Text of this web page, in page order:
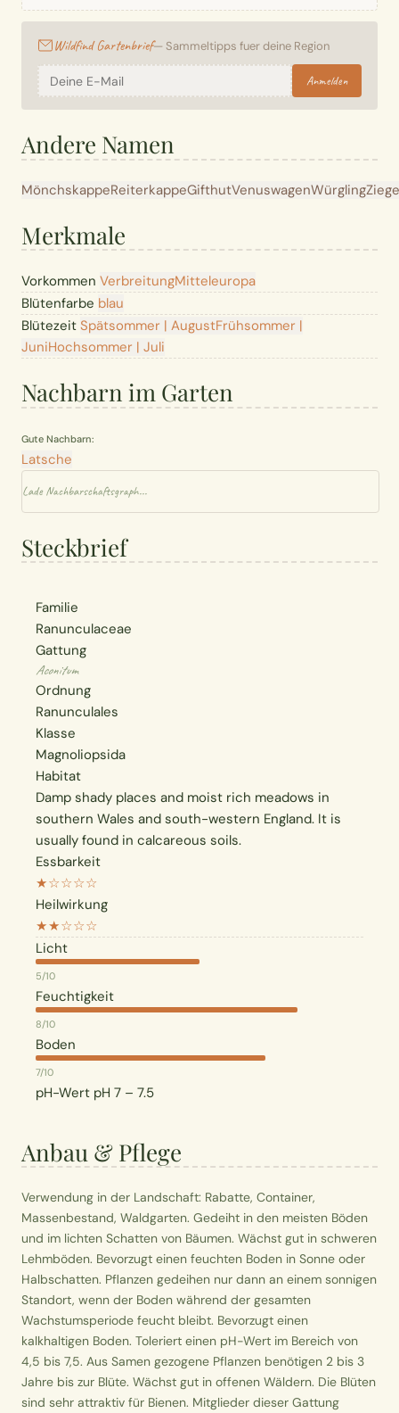
Wildfind Gartenbrief— Sammeltipps fuer deine Region
Anmelden
Andere Namen
MönchskappeReiterkappeGifthutVenuswagenWürgling
Merkmale
Vorkommen VerbreitungMitteleuropa
Blütenfarbe blau
Blütezeit Spätsommer | AugustFrühsommer |
JuniHochsommer | Juli
Nachbarn im Garten
Gute Nachbarn:
Latsche
Lade Nachbarschaftsgraph...
Steckbrief
Familie
Ranunculaceae
Gattung
Aconitum
Ordnung
Ranunculales
Klasse
Magnoliopsida
Habitat
Damp shady places and moist rich meadows in
southern Wales and south-western England. It is
usually found in calcareous soils.
Essbarkeit
★☆☆☆☆
Heilwirkung
★★☆☆☆
Licht
5/10
Feuchtigkeit
8/10
Boden
7/10
pH-Wert pH 7 – 7.5
Anbau & Pflege
Verwendung in der Landschaft: Rabatte, Container,
Massenbestand, Waldgarten. Gedeiht in den meisten Böden
und im lichten Schatten von Bäumen. Wächst gut in schweren
Lehmböden. Bevorzugt einen feuchten Boden in Sonne oder
Halbschatten. Pflanzen gedeihen nur dann an einem sonnigen
Standort, wenn der Boden während der gesamten
Wachstumsperiode feucht bleibt. Bevorzugt einen
kalkhaltigen Boden. Toleriert einen pH-Wert im Bereich von
4,5 bis 7,5. Aus Samen gezogene Pflanzen benötigen 2 bis 3
Jahre bis zur Blüte. Wächst gut in offenen Wäldern. Die Blüten
sind sehr attraktiv für Bienen. Mitglieder dieser Gattung